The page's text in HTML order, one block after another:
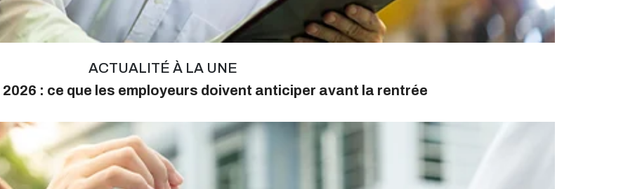
ACTUALITÉ À LA UNE
: ce que les employeurs doivent anticiper avant la rentrée